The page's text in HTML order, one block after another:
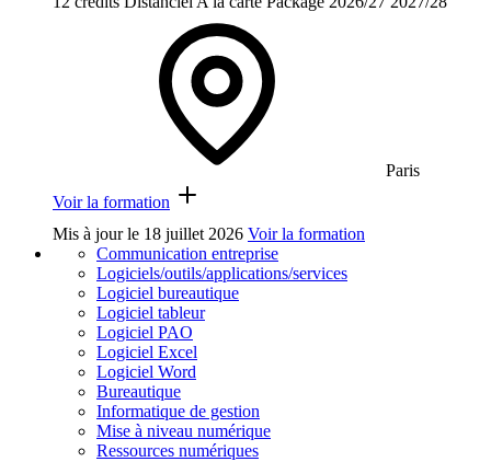
Paris
Voir la formation
Mis à jour le 18 juillet 2026 Voir la formation
Communication entreprise
Logiciels/outils/applications/services
Logiciel bureautique
Logiciel tableur
Logiciel PAO
Logiciel Excel
Logiciel Word
Bureautique
Informatique de gestion
Mise à niveau numérique
Ressources numériques